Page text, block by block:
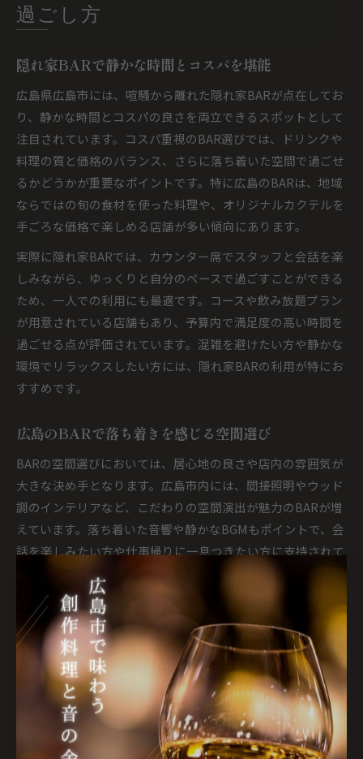
過ごし方
隠れ家BARで静かな時間とコスパを堪能
広島県広島市には、喧騒から離れた隠れ家BARが点在してお
り、静かな時間とコスパの良さを両立できるスポットとして
注目されています。コスパ重視のBAR選びでは、ドリンクや
料理の質と価格のバランス、さらに落ち着いた空間で過ごせ
るかどうかが重要なポイントです。特に広島のBARは、地域
ならではの旬の食材を使った料理や、オリジナルカクテルを
手ごろな価格で楽しめる店舗が多い傾向にあります。
実際に隠れ家BARでは、カウンター席でスタッフと会話を楽
しみながら、ゆっくりと自分のペースで過ごすことができる
ため、一人での利用にも最適です。コースや飲み放題プラン
が用意されている店舗もあり、予算内で満足度の高い時間を
過ごせる点が評価されています。混雑を避けたい方や静かな
環境でリラックスしたい方には、隠れ家BARの利用が特にお
すすめです。
広島のBARで落ち着きを感じる空間選び
BARの空間選びにおいては、居心地の良さや店内の雰囲気が
大きな決め手となります。広島市内には、間接照明やウッド
調のインテリアなど、こだわりの空間演出が魅力のBARが増
えています。落ち着いた音響や静かなBGMもポイントで、会
話を楽しみたい方や仕事帰りに一息つきたい方に支持されて
また、個室や半個室を備えたBARもあり、プライベートな時
間を大切にしたい方には最適です。空間の広さや座席の配
置、カウンターの有無なども事前にチェックしておくと、よ
り満足度の高いBAR体験が可能となります。口コミやネット
予約システムを活用し、実際に訪れた方の感想を参考にする
のも良い方法です。